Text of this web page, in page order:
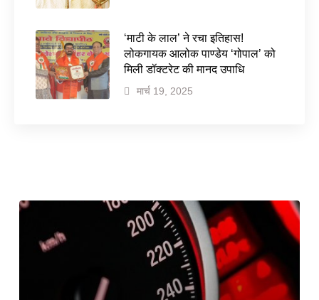
‘माटी के लाल’ ने रचा इतिहास!
लोकगायक आलोक पाण्डेय ‘गोपाल’ को
मिली डॉक्टरेट की मानद उपाधि
मार्च 19, 2025